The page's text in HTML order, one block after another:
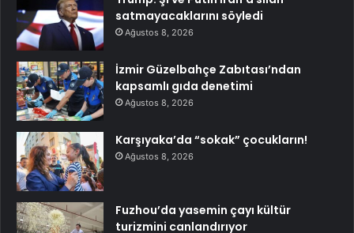
satmayacaklarını söyledi
Ağustos 8, 2026
İzmir Güzelbahçe Zabıtası’ndan
kapsamlı gıda denetimi
Ağustos 8, 2026
Karşıyaka’da “sokak” çocukların!
Ağustos 8, 2026
Fuzhou’da yasemin çayı kültür
turizmini canlandırıyor